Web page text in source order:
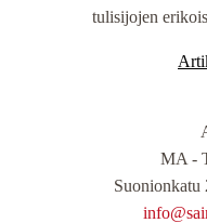
tulisijojen
MA -
Suonionkatu